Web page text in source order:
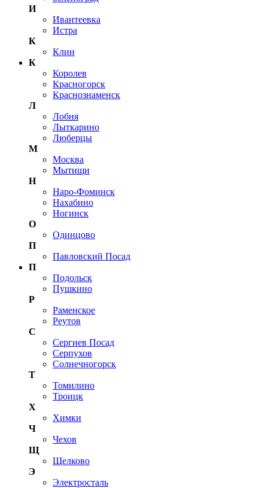
И
Ивантеевка
Истра
К
Клин
К
Королев
Красногорск
Краснознаменск
Л
Лобня
Лыткарино
Люберцы
М
Москва
Мытищи
Н
Наро-Фоминск
Нахабино
Ногинск
О
Одинцово
П
Павловский Посад
П
Подольск
Пушкино
Р
Раменское
Реутов
С
Сергиев Посад
Серпухов
Солнечногорск
Т
Томилино
Троицк
Х
Химки
Ч
Чехов
Щ
Щелково
Э
Электросталь